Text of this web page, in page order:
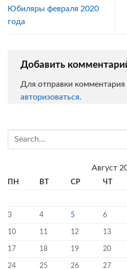
Юбиляры февраля 2020
года
Добавить
Для отправки
авторизоваться.
Август
ПН ВТ СР ЧТ
3 4 5 6
10 11 12 13
17 18 19 20
24 25 26 27